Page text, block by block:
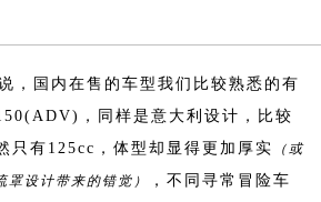
，国内在售的车型我们比较熟悉的有
，同样是意大利设计，比较
只有125cc，体型却显得更加厚实
（或
设计带来的错觉）
，不同寻常冒险车